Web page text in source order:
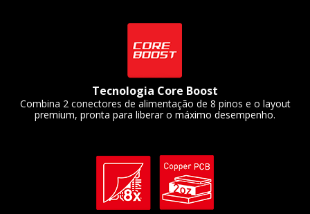
Tecnologia Core Boost
Combina 2 conectores de alimentação de 8 pinos e o layout
premium, pronta para liberar o máximo desempenho.